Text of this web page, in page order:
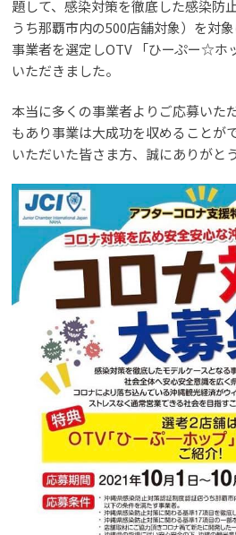
題して、感染対策を徹底した感染防
うち那覇市内の500店舗対象）を対
事業者を選定しOTV 「ひーぷー☆ホ
いただきました。
本当に多くの事業者よりご応募いた
もあり事業は大成功を収めることが
いただいた皆さま方、誠にありがと